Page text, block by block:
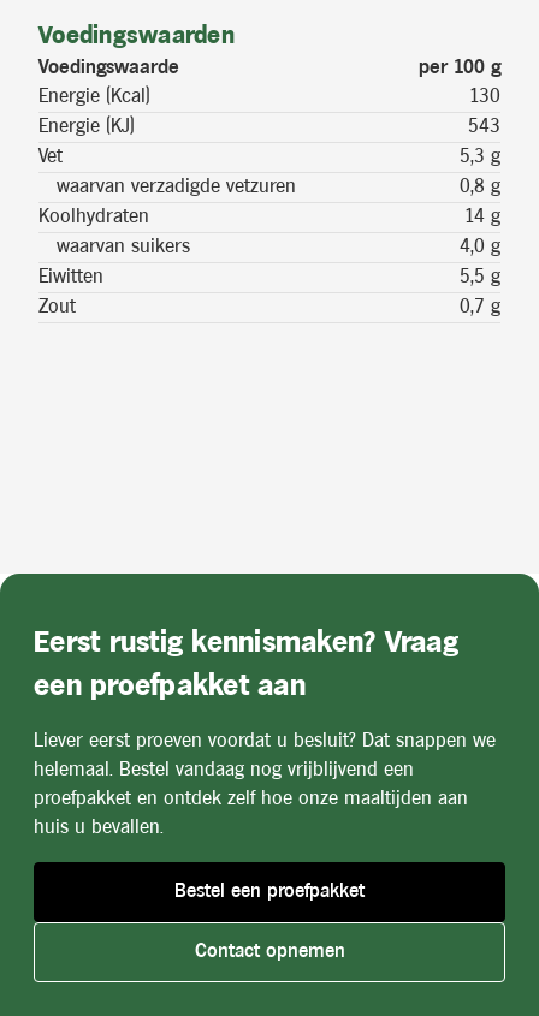
Voedingswaarden
Voedingswaarde
per 100 g
Energie (Kcal)
130
Energie (KJ)
543
Vet
5,3 g
waarvan verzadigde vetzuren
0,8 g
Koolhydraten
14 g
waarvan suikers
4,0 g
Eiwitten
5,5 g
Zout
0,7 g
Eerst rustig kennismaken? Vraag
een proefpakket aan
Liever eerst proeven voordat u besluit? Dat snappen we
helemaal. Bestel vandaag nog vrijblijvend een
proefpakket en ontdek zelf hoe onze maaltijden aan
huis u bevallen.
Bestel een proefpakket
Contact opnemen